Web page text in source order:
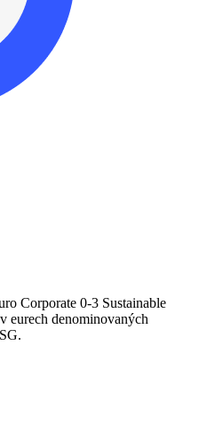
Corporate 0-3 Sustainable
eurech denominovaných